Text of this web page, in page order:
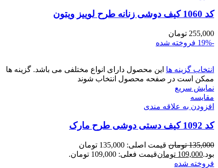
کد 1060 کیف دوشی زنانه طرح لوییز ویتون
255,000 تومان
-19%
فروخته شده
انتخاب گزینه ها این محصول دارای انواع مختلفی می باشد. گزینه ها
ممکن است در صفحه محصول انتخاب شوند
نمایش سریع
مقايسه
افزودن به علاقه مندی
کد 1092 کیف دستی دوشی طرح مارک
135,000 تومان
قیمت اصلی: 135,000 تومان
بود.109,000 تومانقیمت فعلی: 109,000 تومان.
فروخته شده